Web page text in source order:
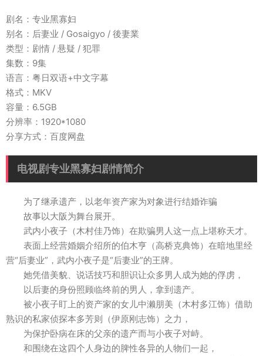
剧名：专业黑寡妇
别名：后妻业 / Gosaigyo / 後妻業
类型：剧情 / 悬疑 / 犯罪
集数：9集
语言：粤日双语+中文字幕
格式：MKV
容量：6.5GB
分辨率：1920*1080
分享方式：百度网盘
电视剧专业黑寡妇剧情简介
为了继承遗产，以老年资产家为对象进行结婚诈骗
故事以大阪为舞台展开。
武内小夜子（木村佳乃饰）在欺骗男人这一点上堪称天才。
表面上经营婚姻介绍所的伯木亨（高桥克典饰）在暗地里经
营“后妻业”，武内小夜子是“后妻业”的王牌。
她凭借美貌、说话技巧和胆识让众多男人成为她的俘虏，
以后妻的身份照顾临终前的男人，拿到遗产。
被小夜子盯上的资产家的女儿中濑朋美（木村多江饰）借助
熟识的私家侦探本多芳则（伊原刚志饰）之力，
为保护卧病在床的父亲的遗产而与小夜子对峙。
和围绕在这四个人身边的脾性各异的人物们一起，